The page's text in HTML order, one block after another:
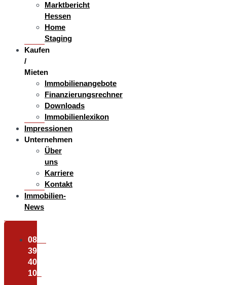
Marktbericht
Hessen
Home
Staging
Kaufen
/
Mieten
Immobilienangebote
Finanzierungsrechner
Downloads
Immobilienlexikon
Impressionen
Unternehmen
Über
uns
Karriere
Kontakt
Immobilien-
News
0800
39
40
100